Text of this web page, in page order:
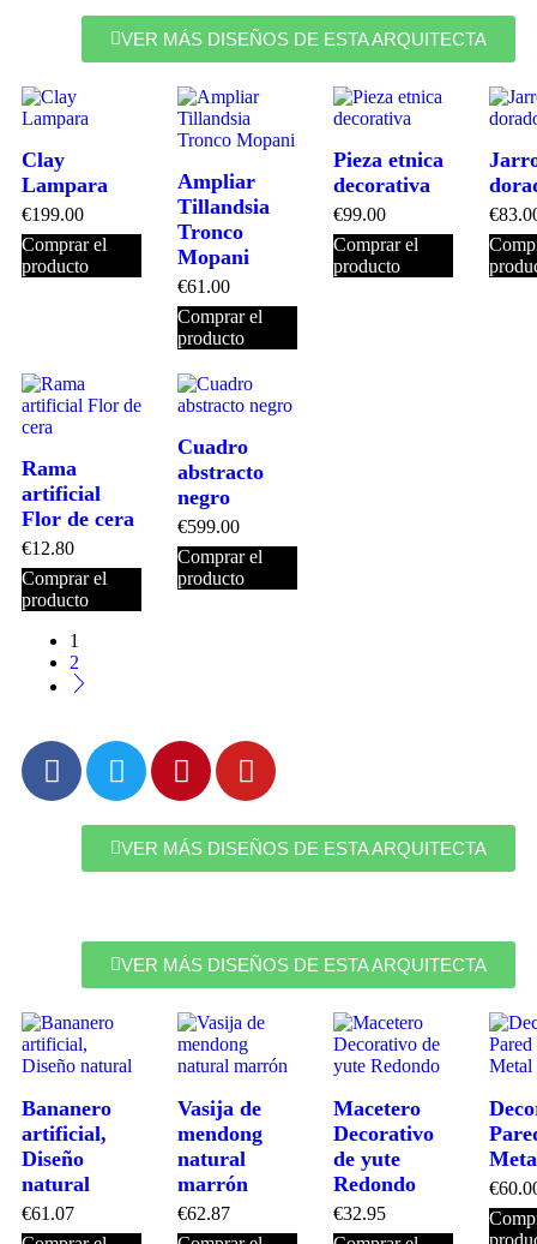
VER MÁS DISEÑOS DE ESTA ARQUITECTA
Clay
Lampara
€199.00
Comprar el
producto
Ampliar
Tillandsia
Tronco
Mopani
€61.00
Comprar el
producto
Pieza etnica
decorativa
€99.00
Comprar el
producto
€
Rama
artificial
Flor de cera
€12.80
Comprar el
producto
Cuadro
abstracto
negro
€599.00
Comprar el
producto
1
2
VER MÁS DISEÑOS DE ESTA ARQUITECTA
VER MÁS DISEÑOS DE ESTA ARQUITECTA
Bananero
artificial,
Diseño
natural
€61.07
Vasija de
mendong
natural
marrón
€62.87
Macetero
Decorativo
de yute
Redondo
€32.95
€